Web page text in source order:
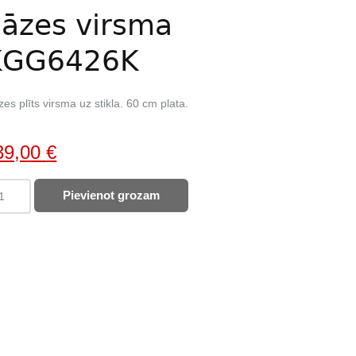
virsma
plīts virsma uz stikla. 60 cm plata.
€Current
price
is:
Pievienot grozam